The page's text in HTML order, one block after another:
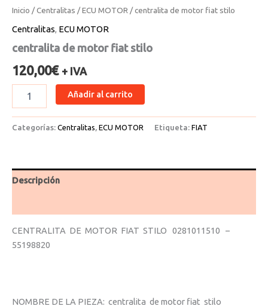
Inicio /Centralitas /ECU MOTOR/ centralita de motor fiat stilo
Centralitas, ECU MOTOR
centralita de motor fiat stilo
120,00€ + IVA
Añadir al carrito
Categorías: Centralitas, ECU MOTOR Etiqueta: FIAT
Descripción
CENTRALITA DE MOTOR FIAT STILO 0281011510 –
55198820
NOMBRE DE LA PIEZA: centralita de motor fiat stilo